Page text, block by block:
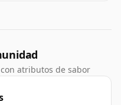
atributos de sabor